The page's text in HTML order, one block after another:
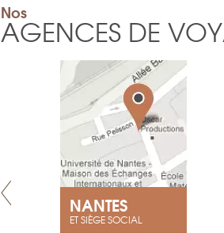
Nos
AGENCES DE
NANTES
ET SIÈGE SOCIAL